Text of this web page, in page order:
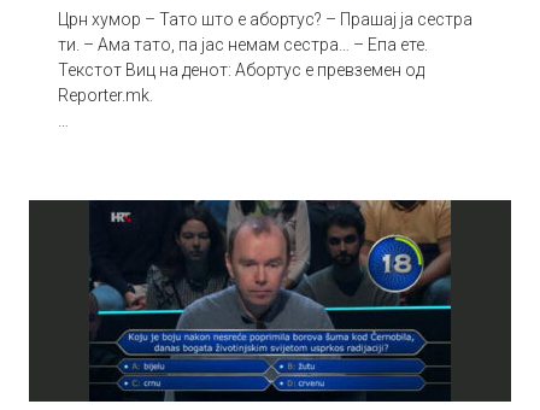
Црн хумор – Тато што е абортус? – Прашај ја сестра
ти. – Ама тато, па јас немам сестра… – Епа ете.
Текстот Виц на денот: Абортус е превземен од
Reporter.mk.